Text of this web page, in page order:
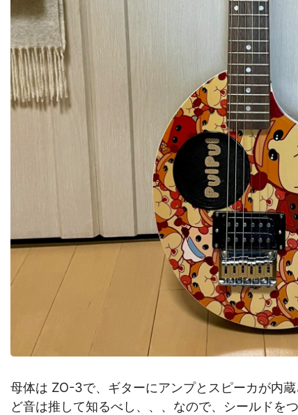
母体は ZO-3で、ギターにアンプとスピーカが内
ど音は推して知るべし、、、なので、シールドを